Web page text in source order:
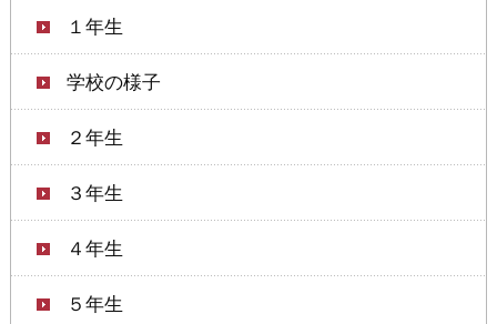
１年生
学校の様子
２年生
３年生
４年生
５年生